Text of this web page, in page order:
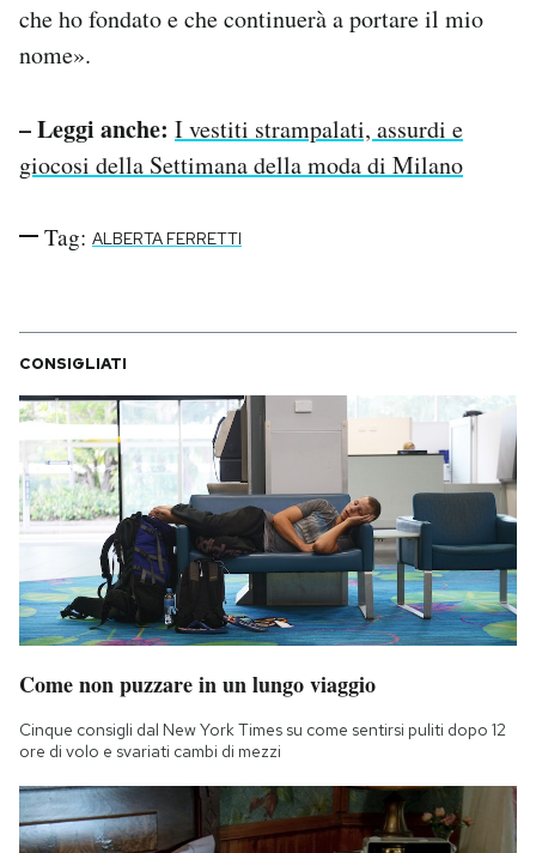
che ho fondato e che continuerà a portare il mio
nome».
– Leggi anche: I vestiti strampalati, assurdi e
giocosi della Settimana della moda di Milano
Tag: ALBERTA FERRETTI
CONSIGLIATI
Come non puzzare in un lungo viaggio
Cinque consigli dal New York Times su come sentirsi puliti dopo 12
ore di volo e svariati cambi di mezzi